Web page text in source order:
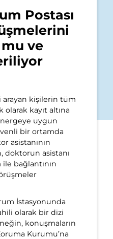
Postası
ve
kişilerin tüm
kayıt altına
uygun
bir ortamda
asistanının
doktorun asistanı
bağlantının
İstasyonunda
olarak bir dizi
konuşmaların
Kurumu’na